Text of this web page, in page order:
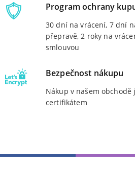
Program ochrany
30 dní na vrácení, 7 dní
přepravě, 2 roky na
smlouvou
Bezpečnost nákupu
Nákup v našem obchodě
certifikátem